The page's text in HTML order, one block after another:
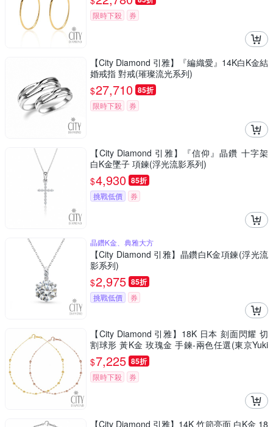
限時下殺 券
【City Diamond 引雅】『編織愛』14K白K金結
婚戒指 對戒(璀璨流光系列)
$27,710 85折
限時下殺 券
【City Diamond 引雅】『信仰』晶鑽 十字架
白K金墜子 項鍊(浮光流影系列)
$4,930 85折
挑戰低價 券
晶鑽K金、典雅大方
【City Diamond 引雅】晶鑽白K金項鍊(浮光流
影系列)
$2,975 85折
挑戰低價 券
【City Diamond 引雅】18K 日本 刻面閃耀 切
割球形 黃K金 玫瑰金 手鍊-兩色任選(東京Yuki
表參道系列)
$7,225 85折
限時下殺 券
【City Diamond 引雅】14K 竹節亮面 白K金 18